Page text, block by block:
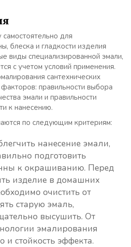
для
блеска и гладкости изделия
виды специализированной эмали,
с учетом условий применения.
сантехнических
правильности выбора
эмали и правильности
к нанесению.
по следующим критериям:
нанесение эмали,
подготовить
к окрашиванию. Перед
изделие в домашних
очистить от
старую эмаль,
высушить. От
эмалирования
и стойкость эффекта.